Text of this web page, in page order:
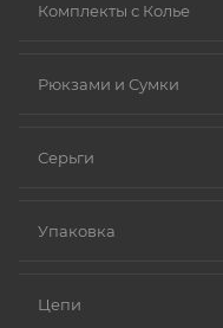
Комплекты с Колье
Рюкзами и Сумки
Серьги
Упаковка
Цепи